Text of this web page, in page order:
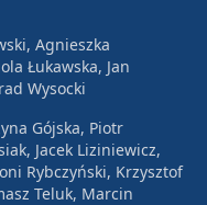
Agnieszka
Łukawska, Jan
Wysocki
Gójska, Piotr
Jacek Liziniewicz,
Rybczyński, Krzysztof
Teluk, Marcin